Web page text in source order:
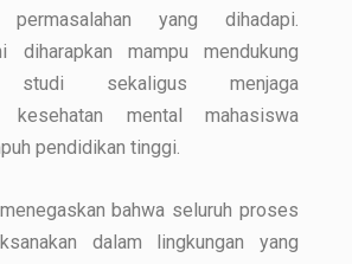
yang dihadapi.
diharapkan mampu mendukung
studi sekaligus menjaga
kesehatan mental mahasiswa
pendidikan tinggi.
bahwa seluruh proses
dalam lingkungan yang